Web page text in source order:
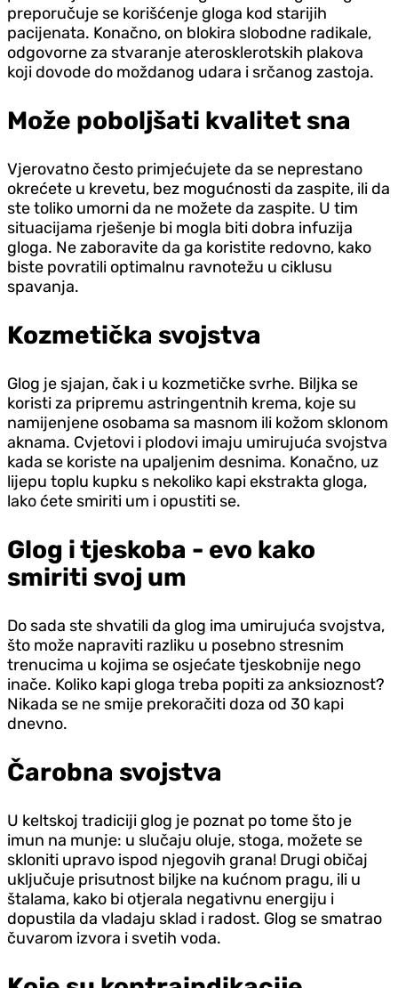
preporučuje se korišćenje gloga kod starijih
pacijenata. Konačno, on blokira slobodne radikale,
odgovorne za stvaranje aterosklerotskih plakova
koji dovode do moždanog udara i srčanog zastoja.
Može poboljšati kvalitet sna
Vjerovatno često primjećujete da se neprestano
okrećete u krevetu, bez mogućnosti da zaspite, ili da
ste toliko umorni da ne možete da zaspite. U tim
situacijama rješenje bi mogla biti dobra infuzija
gloga. Ne zaboravite da ga koristite redovno, kako
biste povratili optimalnu ravnotežu u ciklusu
spavanja.
Kozmetička svojstva
Glog je sjajan, čak i u kozmetičke svrhe. Biljka se
koristi za pripremu astringentnih krema, koje su
namijenjene osobama sa masnom ili kožom sklonom
aknama. Cvjetovi i plodovi imaju umirujuća svojstva
kada se koriste na upaljenim desnima. Konačno, uz
lijepu toplu kupku s nekoliko kapi ekstrakta gloga,
lako ćete smiriti um i opustiti se.
Glog i tjeskoba - evo kako
smiriti svoj um
Do sada ste shvatili da glog ima umirujuća svojstva,
što može napraviti razliku u posebno stresnim
trenucima u kojima se osjećate tjeskobnije nego
inače. Koliko kapi gloga treba popiti za anksioznost?
Nikada se ne smije prekoračiti doza od 30 kapi
dnevno.
Čarobna svojstva
U keltskoj tradiciji glog je poznat po tome što je
imun na munje: u slučaju oluje, stoga, možete se
skloniti upravo ispod njegovih grana! Drugi običaj
uključuje prisutnost biljke na kućnom pragu, ili u
štalama, kako bi otjerala negativnu energiju i
dopustila da vladaju sklad i radost. Glog se smatrao
čuvarom izvora i svetih voda.